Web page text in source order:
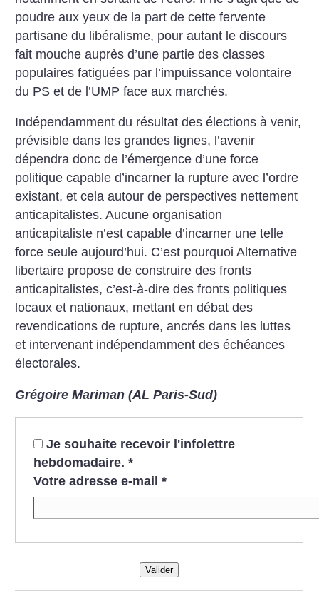
poudre aux yeux de la part de cette fervente
partisane du libéralisme, pour autant le discours
fait mouche auprès d’une partie des classes
populaires fatiguées par l’impuissance volontaire
du PS et de l’UMP face aux marchés.
Indépendamment du résultat des élections à venir,
prévisible dans les grandes lignes, l’avenir
dépendra donc de l’émergence d’une force
politique capable d’incarner la rupture avec l’ordre
existant, et cela autour de perspectives nettement
anticapitalistes. Aucune organisation
anticapitaliste n’est capable d’incarner une telle
force seule aujourd’hui. C’est pourquoi Alternative
libertaire propose de construire des fronts
anticapitalistes, c’est-à-dire des fronts politiques
locaux et nationaux, mettant en débat des
revendications de rupture, ancrés dans les luttes
et intervenant indépendamment des échéances
électorales.
Grégoire Mariman (AL Paris-Sud)
Je souhaite recevoir l'infolettre
hebdomadaire. *
Votre adresse e-mail *
Valider